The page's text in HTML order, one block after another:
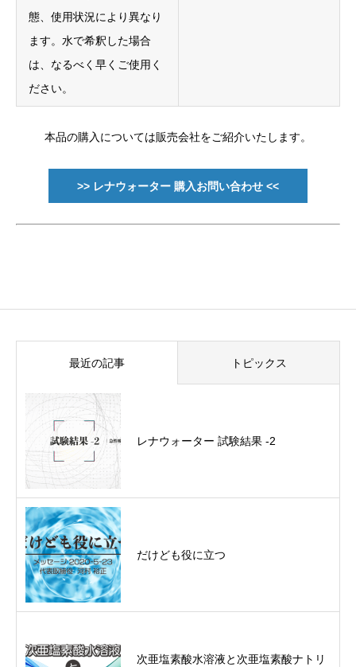
態、使用状況により異なり
ます。水で希釈した場合
は、なるべく早くご使用く
ださい。
本品の購入については販売会社をご紹介いたします。
>> レナウォーター 購入お問い合わせ <<
最近の記事 トピックス
レナウォーター 試験結果 -2
だけども役に立つ
次亜塩素酸水溶液と次亜塩素酸ナトリ